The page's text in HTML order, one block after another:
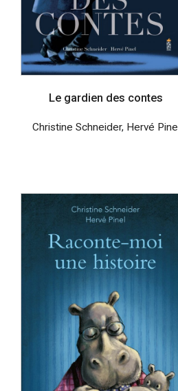
Le gardien des contes
Christine Schneider, Hervé Pinel